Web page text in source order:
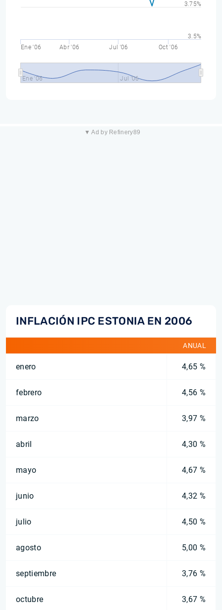
Ene '06 Abr '06 Jul '06 Oct '06
Ene '06 Jul '06
3.5%
3.75%
▼ Ad by Refinery89
INFLACIÓN IPC ESTONIA EN 2006
ANUAL
enero 4,65 %
febrero 4,56 %
marzo 3,97 %
abril 4,30 %
mayo 4,67 %
junio 4,32 %
julio 4,50 %
agosto 5,00 %
septiembre 3,76 %
octubre 3,67 %